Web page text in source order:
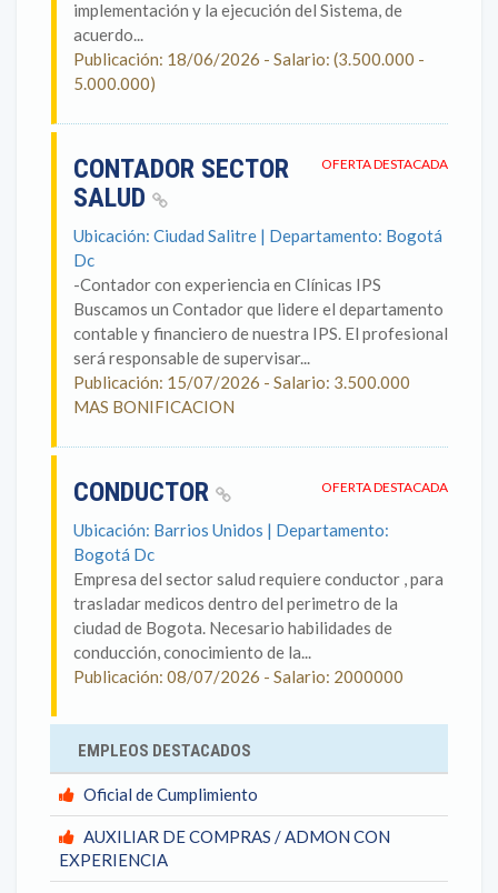
implementación y la ejecución del Sistema, de
acuerdo...
Publicación: 18/06/2026 - Salario: (3.500.000 -
5.000.000)
OFERTA DESTACADA
CONTADOR SECTOR
SALUD
Ubicación: Ciudad Salitre | Departamento: Bogotá
Dc
-Contador con experiencia en Clínicas IPS
Buscamos un Contador que lidere el departamento
contable y financiero de nuestra IPS. El profesional
será responsable de supervisar...
Publicación: 15/07/2026 - Salario: 3.500.000
MAS BONIFICACION
OFERTA DESTACADA
CONDUCTOR
Ubicación: Barrios Unidos | Departamento:
Bogotá Dc
Empresa del sector salud requiere conductor , para
trasladar medicos dentro del perimetro de la
ciudad de Bogota. Necesario habilidades de
conducción, conocimiento de la...
Publicación: 08/07/2026 - Salario: 2000000
EMPLEOS DESTACADOS
Oficial de Cumplimiento
AUXILIAR DE COMPRAS / ADMON CON
EXPERIENCIA